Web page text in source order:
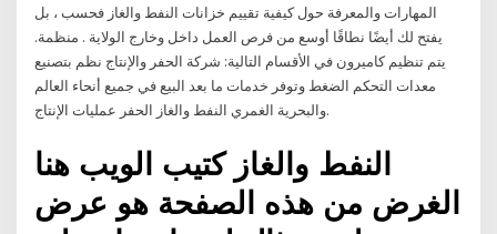
المهارات والمعرفة حول كيفية تقييم خزانات النفط والغاز فحسب ، بل
يفتح لك أيضًا نطاقًا أوسع من فرص العمل داخل وخارج الولاية . منظمة.
يتم تنظيم كاميرون في الأقسام التالية: شركة الحفر والإنتاج نظم بتصنيع
معدات التحكم الضغط وتوفر خدمات ما بعد البيع في جميع أنحاء العالم
والبحرية الغمري النفط والغاز الحفر عمليات الإنتاج.
النفط والغاز كتيب الويب هنا
الغرض من هذه الصفحة هو عرض